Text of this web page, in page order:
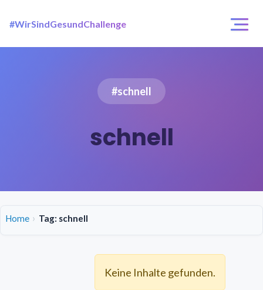
#WirSindGesundChallenge
Login / Registrierung
#schnell
schnell
Home Tag: schnell
Keine Inhalte gefunden.